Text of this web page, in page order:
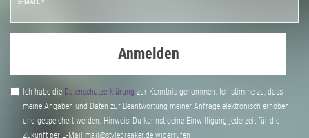
E-MAIL *
Anmelden
Ich habe die Daten­schutz­erklärung zur Kenntnis genommen. Ich stimme zu, dass
meine Angaben und Daten zur Beantwortung meiner Anfrage elektronisch erhoben
und gespeichert werden. Hinweis: Du kannst deine Einwilligung jederzeit für die
Zukunft per E-Mail mail@stylebreaker.de widerrufen